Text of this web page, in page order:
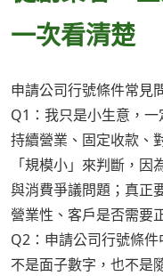
一次看清楚
申請公司行號條件常見
Q1：我只是小生意，
持續營業、固定收款、
「規模小」來判斷，
與消費爭議問題；真正
營業性、客戶是否需要
Q2：申請公司行號條
不是面子數字，也不是